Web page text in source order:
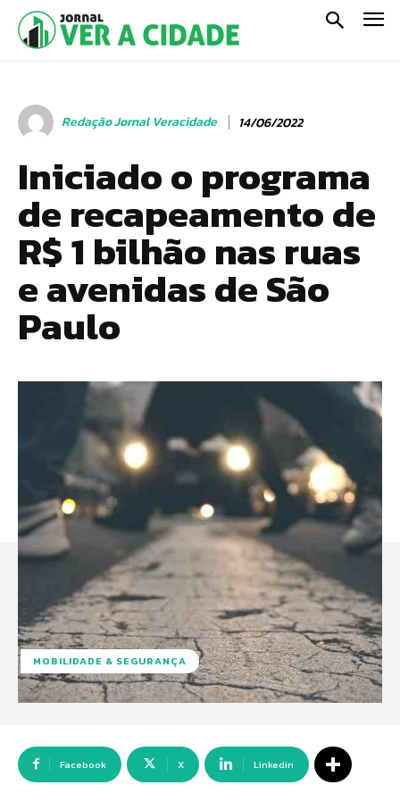
Redação Jornal Veracidade 14/06/2022
Iniciado o programa
de recapeamento de
R$ 1 bilhão nas ruas
e avenidas de São
Paulo
MOBILIDADE & SEGURANÇA
Facebook X Linkedin